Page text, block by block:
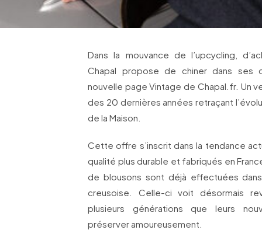
Dans la mouvance de l’upcycling,
Chapal propose de chiner dans ses
nouvelle page Vintage de Chapal.fr. Un
des 20 dernières années retraçant
de la Maison.
Cette offre s’inscrit dans la tendance
qualité plus durable et fabriqués en
de blousons sont déjà effectuées
creusoise. Celle-ci voit désormais
plusieurs générations que leurs
préserver amoureusement.